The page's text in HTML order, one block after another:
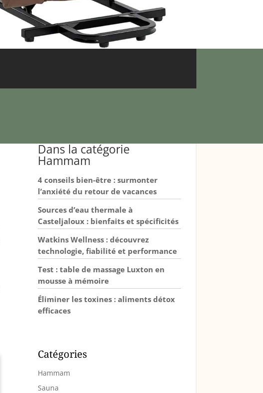
Dans la catégorie
Hammam
4 conseils bien-être : surmonter
l’anxiété du retour de vacances
Sources d’eau thermale à
Casteljaloux : bienfaits et spécificités
Watkins Wellness : découvrez
technologie, fiabilité et performance
Test : table de massage Luxton en
mousse à mémoire
Éliminer les toxines : aliments détox
efficaces
Catégories
Hammam
Sauna